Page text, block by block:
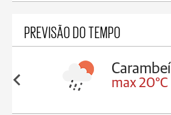
PREVISÃO DO TEMPO
18°C
Carambeí
max 20°C